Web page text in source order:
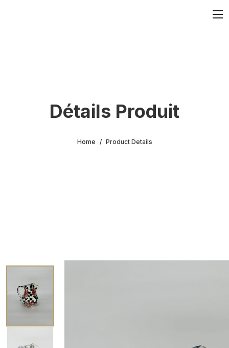
Détails Produit
Home Product Details